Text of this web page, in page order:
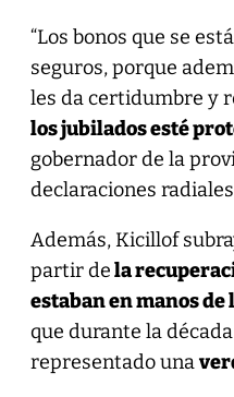
“Los bonos que se
seguros, porque
les da certidumbre y
los jubilados esté
gobernador de la
declaraciones
Además, Kicillof
partir dela
estaban en manos de
que durante la
representado una